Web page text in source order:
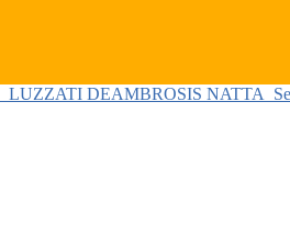
LUZZATI DEAMBROSIS NATTA